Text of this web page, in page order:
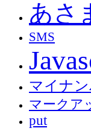
あさ
SMS
マイナ
マークア
put